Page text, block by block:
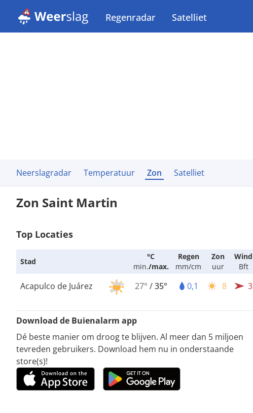
Regenradar Satelliet
Neerslagradar Temperatuur Zon Satelliet
Zon Saint Martin
Top Locaties
Stad
°C
min./max.
Regen
mm/cm
Zon
uur
Wind
Bft
Acapulco de Juárez 27° /35° 0,1 8 3
Download de Buienalarm app
Dé beste manier om droog te blijven. Al meer dan 5 miljoen
tevreden gebruikers. Download hem nu in onderstaande
store(s)!